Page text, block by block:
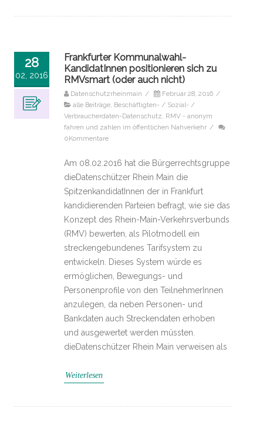
28
02, 2016
Frankfurter Kommunalwahl-
KandidatInnen positionieren sich zu
RMVsmart (oder auch nicht)
Datenschutzrheinmain / Februar 28, 2016 /
alle Beiträge Beschäftigten- / Sozial- /
Verbraucherdaten-Datenschutz RMV - anonym
fahren und zahlen im öffentlichen Nahverkehr /
0Kommentare
Am 08.02.2016 hat die Bürgerrechtsgruppe
dieDatenschützer Rhein Main die
SpitzenkandidatInnen der in Frankfurt
kandidierenden Parteien befragt, wie sie das
Konzept des Rhein-Main-Verkehrsverbunds
(RMV) bewerten, als Pilotmodell ein
streckengebundenes Tarifsystem zu
entwickeln. Dieses System würde es
ermöglichen, Bewegungs- und
Personenprofile von den TeilnehmerInnen
anzulegen, da neben Personen- und
Bankdaten auch Streckendaten erhoben
und ausgewertet werden müssten.
dieDatenschützer Rhein Main verweisen als
Weiterlesen